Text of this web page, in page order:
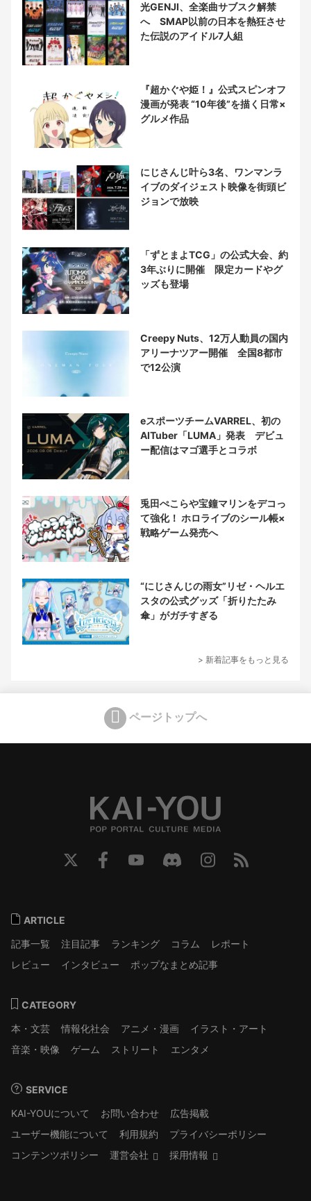
光GENJI、全楽曲サブスク解禁
へ SMAP以前の日本を熱狂させ
た伝説のアイドル7人組
『超かぐや姫！』公式スピンオフ
漫画が発表 “10年後”を描く日常×
グルメ作品
にじさんじ叶ら3名、ワンマンラ
イブのダイジェスト映像を街頭ビ
ジョンで放映
「ずとまよTCG」の公式大会、約
3年ぶりに開催 限定カードやグ
ッズも登場
Creepy Nuts、12万人動員の国内
アリーナツアー開催 全国8都市
で12公演
eスポーツチームVARREL、初の
AITuber「LUMA」発表 デビュ
ー配信はマゴ選手とコラボ
兎田ぺこらや宝鐘マリンをデコっ
て強化！ ホロライブのシール帳×
戦略ゲーム発売へ
“にじさんじの雨女”リゼ・ヘルエ
スタの公式グッズ「折りたたみ
傘」がガチすぎる
> 新着記事をもっと見る
ページトップへ
ARTICLE
記事一覧
注目記事 ランキング コラム
レポート
レビュー
インタビュー ポップなまとめ記事
CATEGORY
本・文芸
情報化社会 アニメ・漫画
イラスト・アート
音楽・映像
ゲーム ストリート エンタメ
SERVICE
KAI-YOUについて
お問い合わせ
広告掲載
ユーザー機能について
利用規約
プライバシーポリシー
コンテンツポリシー
運営会社 採用情報